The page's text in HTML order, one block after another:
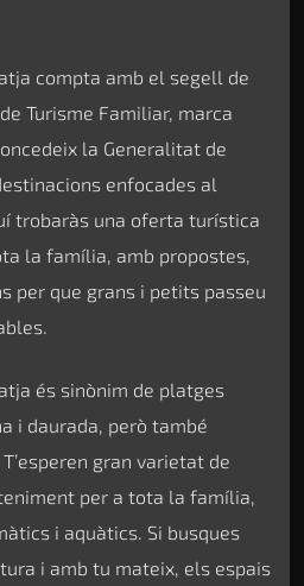
compta amb el segell de
Turisme Familiar, marca
la Generalitat de
enfocades al
trobaràs una oferta turística
la família, amb propostes,
per que grans i petits passeu
és sinònim de platges
i daurada, però també
gran varietat de
per a tota la família,
i aquàtics. Si busques
i amb tu mateix, els espais